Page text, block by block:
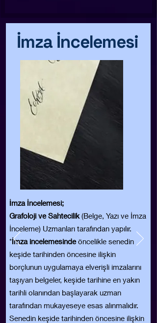
İmza İncelemesi
İmza İncelemesi;
Grafoloji ve Sahtecilik(Belge, Yazı ve İmza
İnceleme) Uzmanları tarafından yapılır.
*İmza incelemesindeöncelikle senedin
keşide tarihinden öncesine ilişkin
borçlunun uygulamaya elverişli imzalarını
taşıyan belgeler, keşide tarihine en yakın
tarihli olanından başlayarak uzman
tarafından mukayeseye esas alınmalıdır.
Senedin keşide tarihinden öncesine ilişkin